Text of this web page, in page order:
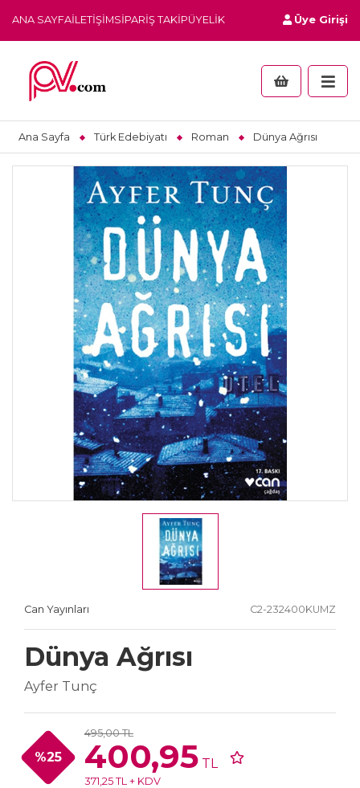
ANA SAYFAİLETIŞIMSIPARIŞ TAKIPÜYELIK Üye Girişi
Ana Sayfa Türk Edebiyatı Roman Dünya Ağrısı
Can Yayınları C2-232400KUMZ
Dünya Ağrısı
Ayfer Tunç
%25
495,00 TL
400,95 TL
371,25 TL + KDV